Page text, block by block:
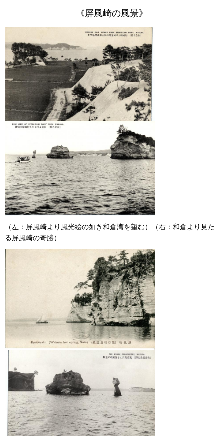
《屏風崎の風景》
（左：屏風崎より風光絵の如き和倉湾を望む）（右：和倉より見た
る屏風崎の奇勝）